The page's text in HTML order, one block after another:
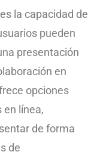
la capacidad de
pueden
presentación
en
opciones
línea,
de forma
de